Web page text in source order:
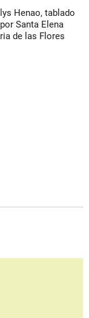
Henao, tablado
Santa Elena
de las Flores